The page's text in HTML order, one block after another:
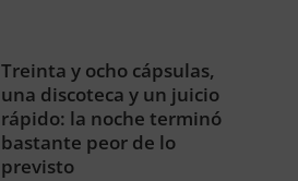
Treinta y ocho cápsulas,
una discoteca y un juicio
rápido: la noche terminó
bastante peor de lo
previsto